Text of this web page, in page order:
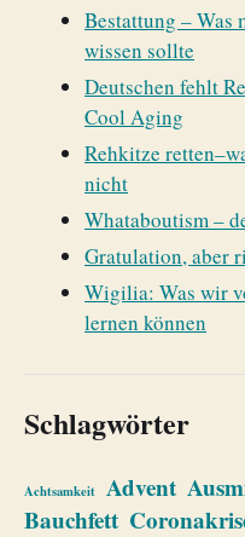
Bestattung – Was
wissen sollte
Deutschen fehlt
Cool Aging
Rehkitze
nicht
Whataboutism –
Gratulation, aber
Wigilia: Was wir
lernen können
Schlagwörter
Achtsamkeit Advent
Bauchfett